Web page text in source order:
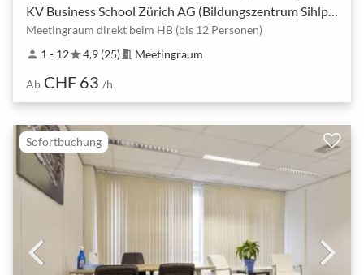
Meetingraum direkt beim HB (bis 12 Personen)
person 1 - 12star4,9 (25) meeting_room Meetingraum
Ab CHF 63 /h
Sofortbuchung